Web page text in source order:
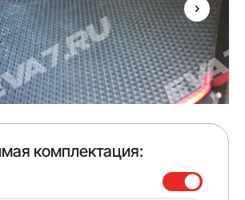
комплектация: